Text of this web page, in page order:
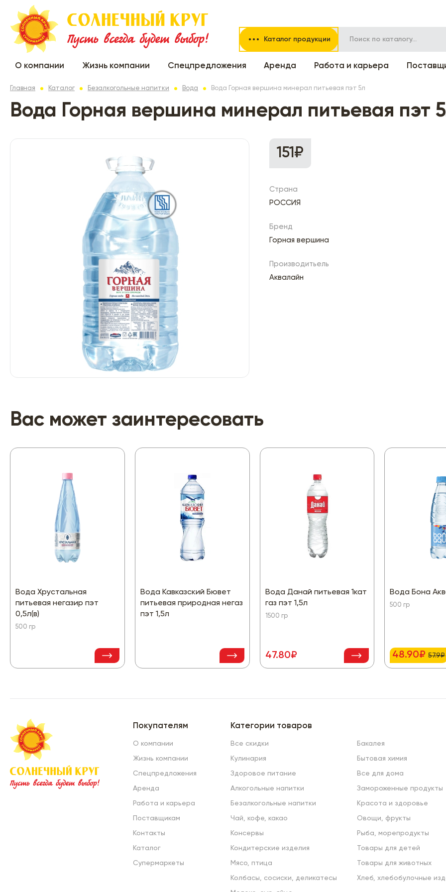
Каталог продукции
О компании Жизнь компании Спецпредложения Аренда Работа и карьера
Главная Каталог Безалкогольные напитки Вода Вода Горная вершина минерал питьевая пэт 5л
Вода Горная вершина минерал питьевая пэт
151₽
Страна
РОССИЯ
Бренд
Горная вершина
Производитьель
Аквалайн
Вас может заинтересовать
Вода Хрустальная
питьевая негазир пэт
0,5л(в)
500 гр
Вода Кавказский Бювет
питьевая природная негаз
пэт 1,5л
Вода Данай питьевая 1кат
газ пэт 1,5л
1500 гр
47.80₽
Вода Бона
500 гр
48.90₽ 57.9₽
Покупателям
О компании
Жизнь компании
Спецпредложения
Аренда
Работа и карьера
Поставщикам
Контакты
Каталог
Супермаркеты
Категории товаров
Все скидки
Кулинария
Здоровое питание
Алкогольные напитки
Безалкогольные напитки
Чай, кофе, какао
Консервы
Кондитерские изделия
Мясо, птица
Колбасы, сосиски, деликатесы
Бакалея
Бытовая химия
Все для дома
Замороженные продукты
Красота и здоровье
Овощи, фрукты
Рыба, морепродукты
Товары для детей
Товары для животных
Хлеб, хлебобулочные